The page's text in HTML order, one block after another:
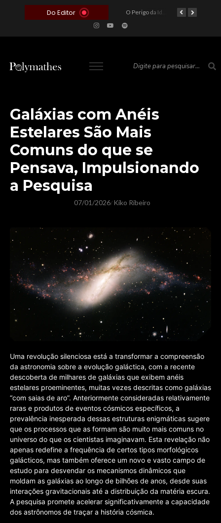
Do Editor
O Voto como Moeda: Clientelismo e o Analfabetismo Funcional Político no Brasil O Perigo da Ideologia Desenfreada na Justiça: Quando a Pauta Política Substitui a Pena Criminal
Galáxias com Anéis
Estelares São Mais
Comuns do que se
Pensava, Impulsionando
a Pesquisa
07/01/2026/ Kiko Ribeiro
Uma revolução silenciosa está a transformar a compreensão
da astronomia sobre a evolução galáctica, com a recente
descoberta de milhares de galáxias que exibem anéis
estelares proeminentes, muitas vezes descritas como galáxias
“com saias de aro”. Anteriormente consideradas relativamente
raras e produtos de eventos cósmicos específicos, a
prevalência inesperada dessas estruturas enigmáticas sugere
que os processos que as formam são muito mais comuns no
universo do que os cientistas imaginavam. Esta revelação não
apenas redefine a frequência de certos tipos morfológicos
galácticos, mas também oferece um novo e vasto campo de
estudo para desvendar os mecanismos dinâmicos que
moldam as galáxias ao longo de bilhões de anos, desde suas
interações gravitacionais até a distribuição da matéria escura.
A pesquisa promete acelerar significativamente a capacidade
dos astrônomos de traçar a história cósmica.